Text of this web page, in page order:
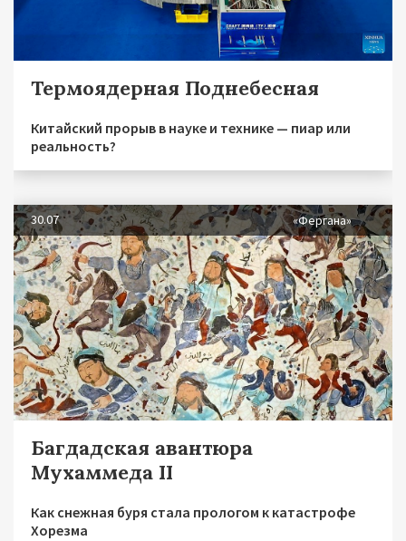
Термоядерная Поднебесная
Китайский прорыв в науке и технике — пиар или
реальность?
30.07 «Фергана»
Багдадская авантюра
Мухаммеда II
Как снежная буря стала прологом к катастрофе
Хорезма